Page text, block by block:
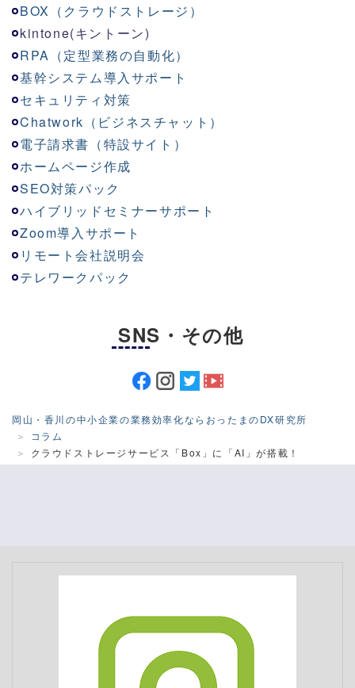
BOX（クラウドストレージ）
kintone(キントーン)
RPA（定型業務の自動化）
基幹システム導入サポート
セキュリティ対策
Chatwork（ビジネスチャット）
電子請求書（特設サイト）
ホームページ作成
SEO対策パック
ハイブリッドセミナーサポート
Zoom導入サポート
リモート会社説明会
テレワークパック
SNS・その他
岡山・香川の中小企業の業務効率化ならおったまのDX研究所
コラム
クラウドストレージサービス「Box」に「AI」が搭載！